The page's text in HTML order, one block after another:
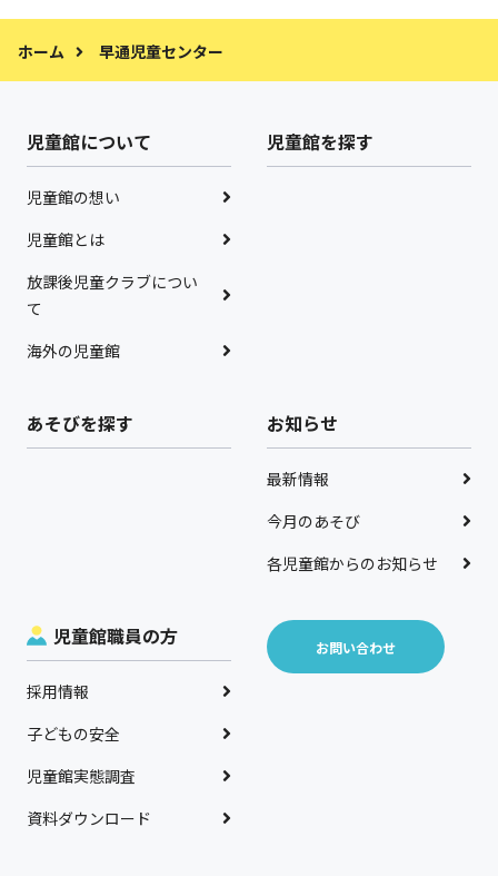
ホーム 早通児童センター
児童館について
児童館の想い
児童館とは
放課後児童クラブについ
て
海外の児童館
児童館を探す
あそびを探す お知らせ
最新情報
今月のあそび
各児童館からのお知らせ
児童館職員の方
採用情報
子どもの安全
児童館実態調査
資料ダウンロード
お問い合わせ